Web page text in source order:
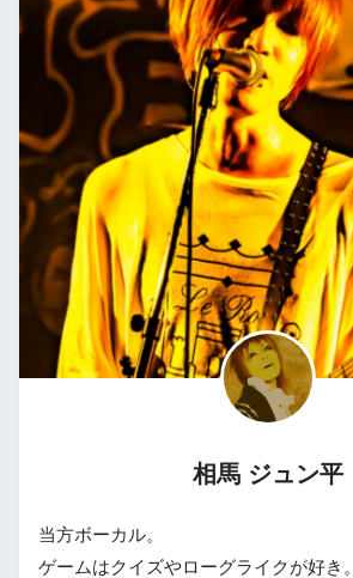
相馬 ジュン平
当方ボーカル。
ゲームはクイズやローグライクが好き。